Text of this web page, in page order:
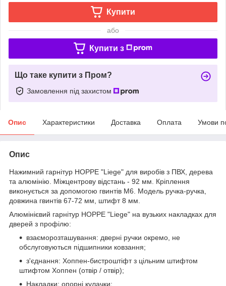
Купити
або
Купити з
Що таке купити з Пром?
Замовлення під захистом
Опис Характеристики Доставка Оплата Умови
Опис
Нажимний гарнітур HOPPE "Liege" для виробів з ПВХ, дерева
та алюмінію. Міжцентрову відстань - 92 мм. Кріплення
виконується за допомогою гвинтів M6. Модель ручка-ручка,
довжина гвинтів 67-72 мм, штифт 8 мм.
Алюмінієвий гарнітур HOPPE "Liege" на вузьких накладках для
дверей з профілю:
взаєморозташування: дверні ручки окремо, не
обслуговуються підшипники ковзання;
з'єднання: Хоппен-бистроштіфт з цільним штифтом
штифтом Хоппен (отвір / отвір);
Накладки: опорні кулачки;